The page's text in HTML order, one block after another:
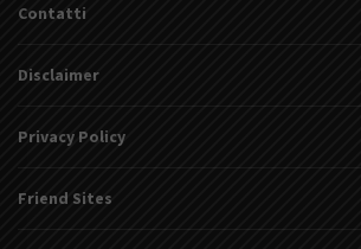
Contatti
Disclaimer
Privacy Policy
Friend Sites